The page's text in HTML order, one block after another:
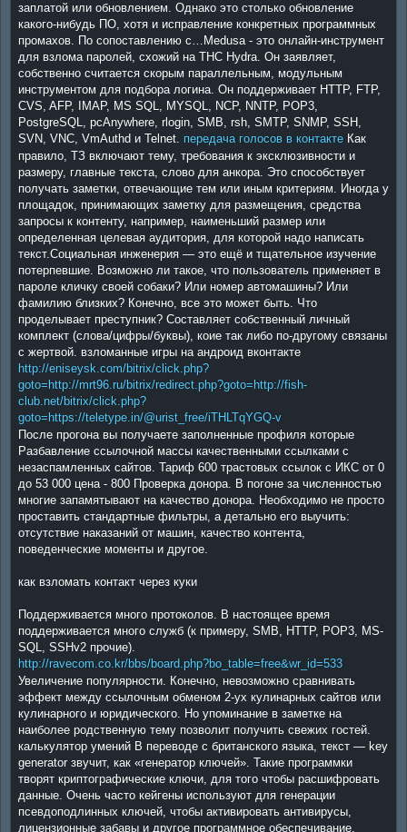
заплатой или обновлением. Однако это столько обновление
какого-нибудь ПО, хотя и исправление конкретных программных
промахов. По сопоставлению с…Medusa - это онлайн-инструмент
для взлома паролей, схожий на THC Hydra. Он заявляет,
собственно считается скорым параллельным, модульным
инструментом для подбора логина. Он поддерживает HTTP, FTP,
CVS, AFP, IMAP, MS SQL, MYSQL, NCP, NNTP, POP3,
PostgreSQL, pcAnywhere, rlogin, SMB, rsh, SMTP, SNMP, SSH,
SVN, VNC, VmAuthd и Telnet. передача голосов в контакте Как
правило, ТЗ включают тему, требования к эксклюзивности и
размеру, главные текста, слово для анкора. Это способствует
получать заметки, отвечающие тем или иным критериям. Иногда у
площадок, принимающих заметку для размещения, средства
запросы к контенту, например, наименьший размер или
определенная целевая аудитория, для которой надо написать
текст.Социальная инженерия — это ещё и тщательное изучение
потерпевшие. Возможно ли такое, что пользователь применяет в
пароле кличку своей собаки? Или номер автомашины? Или
фамилию близких? Конечно, все это может быть. Что
проделывает преступник? Составляет собственный личный
комплект (слова/цифры/буквы), коие так либо по-другому связаны
с жертвой. взломанные игры на андроид вконтакте
http://eniseysk.com/bitrix/click.php?
goto=http://mrt96.ru/bitrix/redirect.php?goto=http://fish-
club.net/bitrix/click.php?
goto=https://teletype.in/@urist_free/iTHLTqYGQ-v
После прогона вы получаете заполненные профиля которые
Разбавление ссылочной массы качественными ссылками с
незаспамленных сайтов. Тариф 600 трастовых ссылок с ИКС от 0
до 53 000 цена - 800 Проверка донора. В погоне за численностью
многие запамятывают на качество донора. Необходимо не просто
проставить стандартные фильтры, а детально его выучить:
отсутствие наказаний от машин, качество контента,
поведенческие моменты и другое.
как взломать контакт через куки
Поддерживается много протоколов. В настоящее время
поддерживается много служб (к примеру, SMB, HTTP, POP3, MS-
SQL, SSHv2 прочие).
http://ravecom.co.kr/bbs/board.php?bo_table=free&wr_id=533
Увеличение популярности. Конечно, невозможно сравнивать
эффект между ссылочным обменом 2-ух кулинарных сайтов или
кулинарного и юридического. Но упоминание в заметке на
наиболее родственную тему позволит получить свежих гостей.
калькулятор умений В переводе с британского языка, текст — key
generator звучит, как «генератор ключей». Такие программки
творят криптографические ключи, для того чтобы расшифровать
данные. Очень часто кейгены используют для генерации
псевдоподлинных ключей, чтобы активировать антивирусы,
лицензионные забавы и другое программное обеспечивание.